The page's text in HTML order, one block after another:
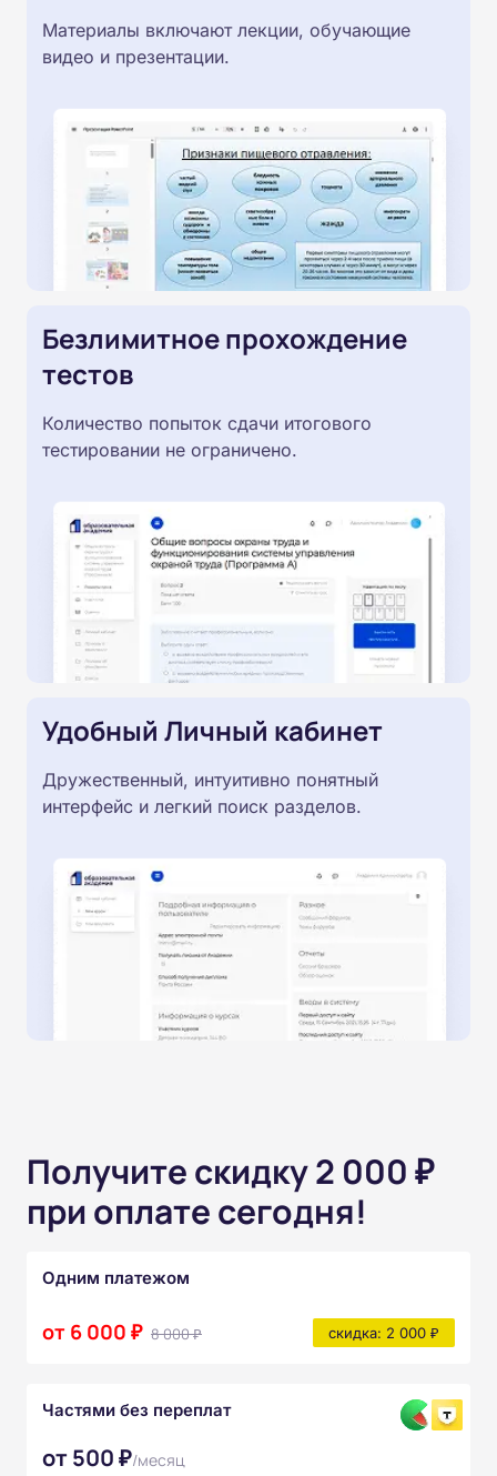
Материалы включают лекции, обучающие
видео и презентации.
Безлимитное прохождение
тестов
Количество попыток сдачи итогового
тестировании не ограничено.
Удобный Личный кабинет
Дружественный, интуитивно понятный
интерфейс и легкий поиск разделов.
Получите скидку 2 000 ₽
при оплате сегодня!
Одним платежом
от 6 000 ₽ 8 000 ₽ скидка: 2 000 ₽
Частями без переплат
от 500 ₽/месяц